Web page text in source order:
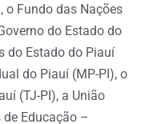
o Fundo das Nações
do Estado do
do Estado do Piauí
do Piauí (MP-PI), o
(TJ-PI), a União
Educação –